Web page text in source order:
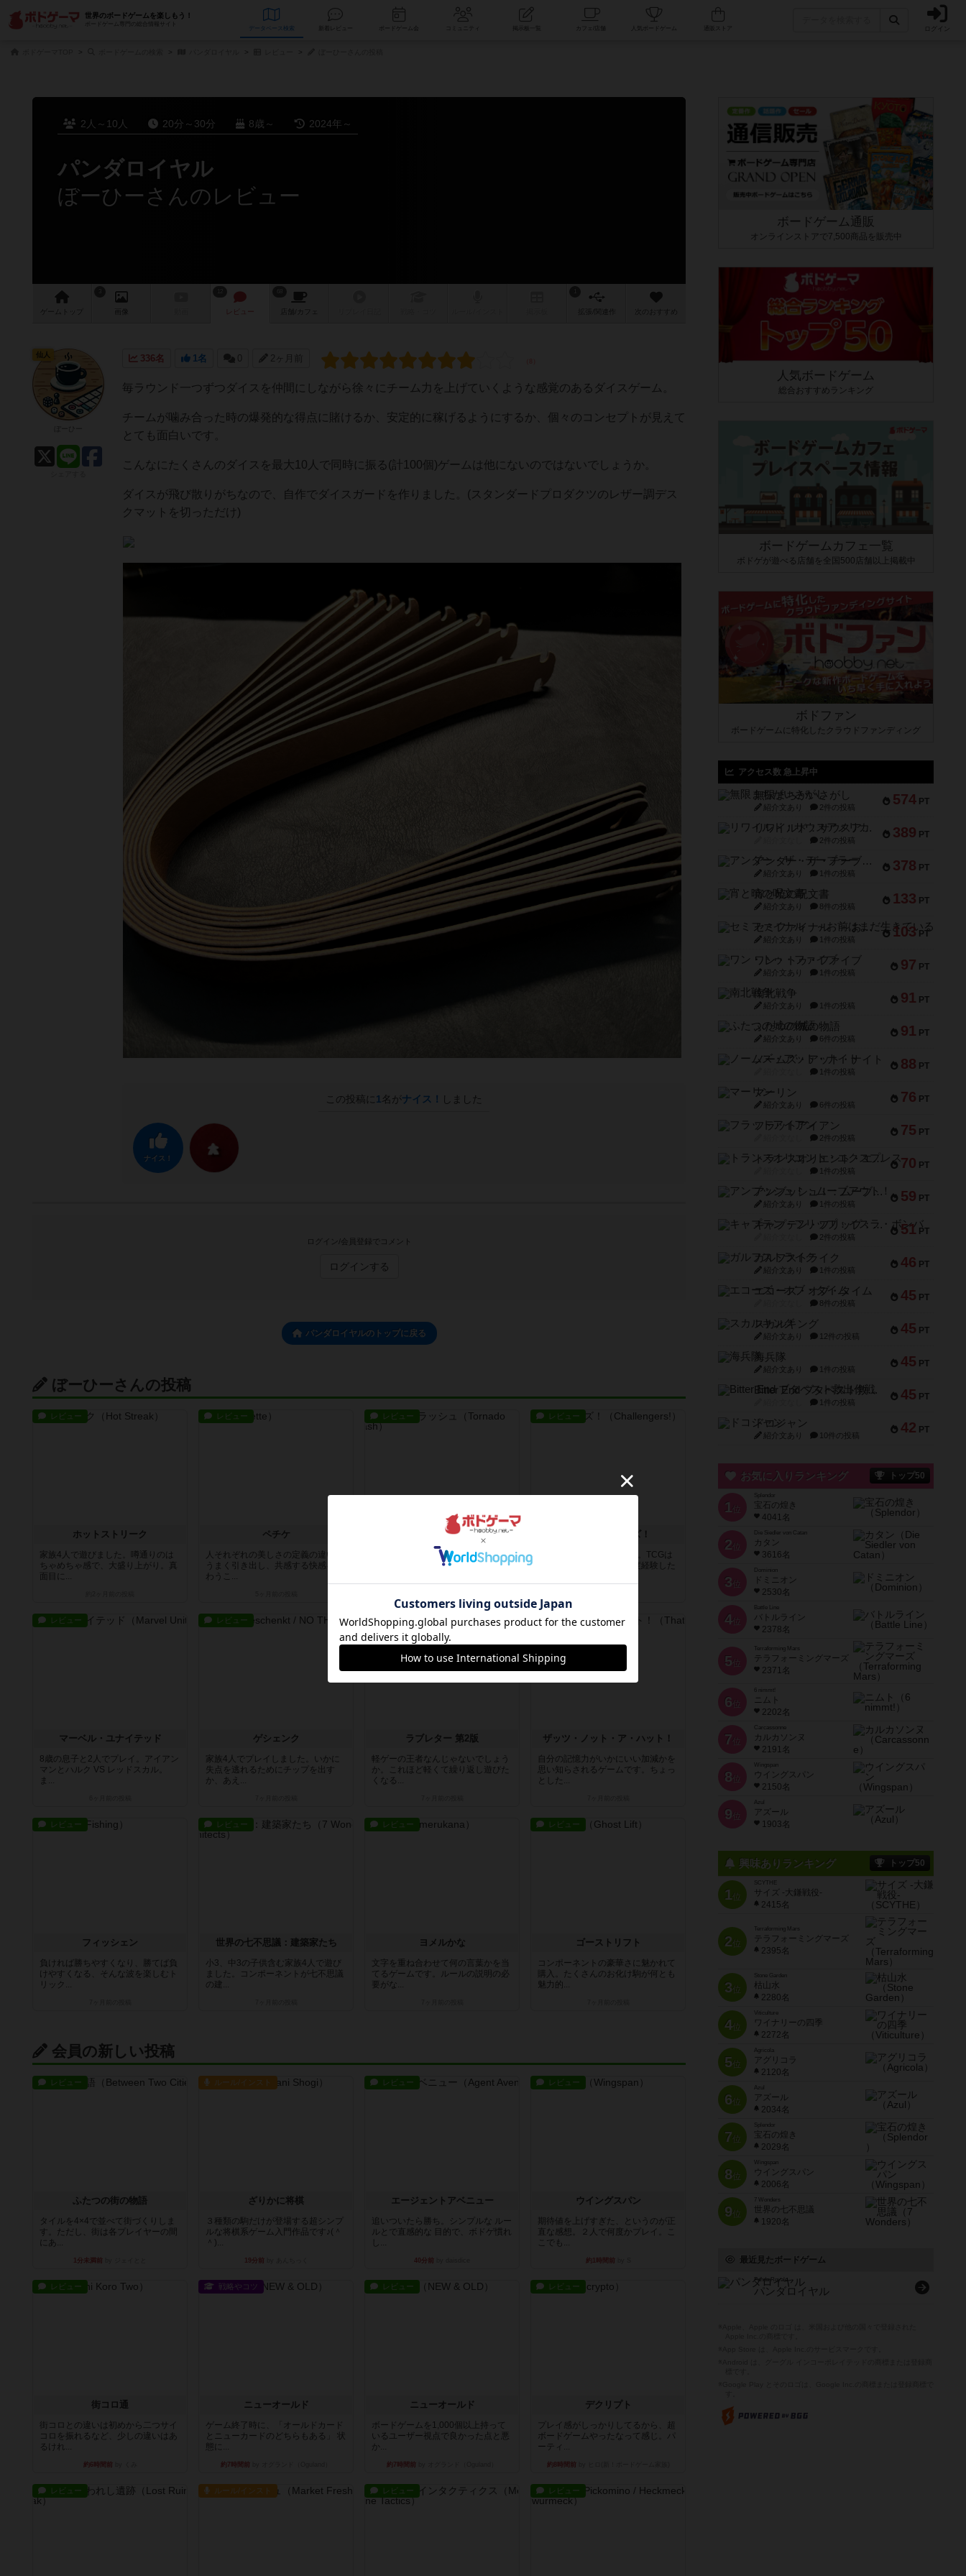
世界のボードゲームを楽しもう！
ボードゲーム専門の総合情報サイト
データベース コミュニティ 人気ボードゲーム ログイン
2人～10人 20分～30分 8歳～ 2024年～
パンダロイヤル
ぼーひーさんのレビュー
ゲーム 画像 レビュー 店舗/ カフェ 作 次のおすすめ
336名 1名 0 2ヶ月前
毎ラウンド一つずつダイスを仲間にしながら徐々にチーム力を上げていくような感覚のあるダイスゲーム。
チームが噛み合った時の爆発的な得点に賭けるか、安定的に稼げるようにするか、個々のコンセプトが見えて
とても面白いです。
こんなにたくさんのダイスを最大10人で同時に振る(計100個)ゲームは他にないのではないでしょうか。
ダイスが飛び散りがちなので、自作でダイスガードを作りました。(スタンダードプロダクツのレザー調デス
クマットを切っただけ)
この投稿に 1 名がナイス！ しました
ナイス！
仙人
ログイン/会員登録でコメント
ログインする
パンダロイヤルのトップに戻る
ぼーひーさんの投稿
レビュー
ホットストリーク
家族4人で遊びました。噂通りのは
ちゃめちゃ感で、大盛り上がり。真
面目に...
レビュー
ペチケ
人それぞれの美しさの定義の違いを
うまく引き出し、共感する快感を味
わうこ...
レビュー
トーネードスプラッシュ
これは面白い。家族4人(夫婦、中3
娘、小3息子)でプレイしました。ボ
レビュー
チャレンジャーズ！
大人8人でプレイしました。TCGは
全くの初心者からある程度経験した
レビュー
マーベル・ユナイテッド
8歳の息子と2人でプレイ。アイアン
マンとハルク VS レッドスカル。
ま...
レビュー
ゲシェンク
家族4人でプレイしました。いかに
失点を逃れるためにチップを出す
か、あえ...
レビュー
ラブレター 第2版
軽ゲーの王者なんじゃないでしょう
か。これほど軽くて繰り返し遊びた
くなる...
レビュー
ザッツ・ノット・ア・ハット！
自分の記憶力がいかにいい加減かを
思い知らされるゲームです。ちょっ
とした...
レビュー
フィッシェン
負ければ勝ちやすくなり、勝てば負
けやすくなる、そんな波を楽しむト
リック...
レビュー
世界の七不思議：建築家たち
小3、中3の子供含む家族4人で遊び
ました。コンポーネントが七不思議
の建...
レビュー
ヨメルかな
文字を重ね合わせて何の言葉かを当
てるゲームです。ルールの説明の必
要がな...
レビュー
ゴーストリフト
コンポーネントの豪華さに魅かれて
購入。たくさんのお化け駒が何とも
魅力的...
会員の新しい投稿
レビュー
ふたつの街の物語
タイルを4×4で並べて街づくりしま
す。ただし、街は各プレイヤーの間
にあ...
1分未満前
ルール/インスト
ざりかに将棋
３種類の駒だけが登場する超シンプ
ルな将棋系ゲーム入門作品です♪(＾
＾)...
19分前
レビュー
エージェントアベニュー
追いついたら勝ち。シンプルな ルー
ルとで直感的な 目的で、ボドゲ慣れ
し...
40分前
レビュー
ウイングスパン
期待値を上げすぎた、というのが正
直な感想。２人で何度かプレイ。こ
こでも...
約1時間前
レビュー
街コロ通
街コロとの違いは初めから二つサイ
コロを振れるなど、少しの違いはあ
るけれ...
約6時間前
戦略やコツ
ニューオールド
ゲーム終了時に、「オールドカード
とニューカードのどちらもある」 状
態に...
約7時間前
レビュー
ニューオールド
ボードゲームを1,000個以上持って
いるユーザー視点で良かった点と悪
か...
約7時間前
レビュー
デクリプト
プレイ感がしっかりしてるから、超
ボードゲームやったなって感じ。パ
ーティ...
約8時間前
レビュー ルール/インスト レビュー レビュー
ボードゲーム通販
オンラインストアで7,500商品を販売中
人気ボードゲーム
総合おすすめランキング
ボードゲームカフェ一覧
ボドゲが遊べる店舗を全国500店舗以上掲載中
ボドファン
ボードゲームに特化したクラウドファンディング
アクセス数 急上昇中
574 PT
無限まちがいさがし
紹介文あり 2件の投稿
389 PT
リワイルド：サウスアメリカ
2件の投稿
378 PT
アンダー・ザ・テーブラー
紹介文あり 1件の投稿
133 PT
宵と暁の呪文書
紹介文あり 8件の投稿
103 PT
セミファイナル ～お前はまだ生きている～
紹介文あり 1件の投稿
97 PT
ワン・トゥ・ファイブ
紹介文あり 1件の投稿
91 PT
南北戦争
紹介文あり 1件の投稿
91 PT
ふたつの城の物語
紹介文あり 6件の投稿
88 PT
ノームズ・アット・ナイト
1件の投稿
76 PT
マーリン
紹介文あり 6件の投稿
75 PT
フラットアイアン
2件の投稿
70 PT
トランスオリエント・エクスプレス
1件の投稿
59 PT
アンブッシュ！：ムーブアウト！
紹介文あり 1件の投稿
51 PT
キャプテン・フリップ：イスラ・ボンバ
2件の投稿
46 PT
ガルフストライク
紹介文あり 1件の投稿
45 PT
エコーズ・オブ・タイム
8件の投稿
45 PT
スカルキング
紹介文あり 12件の投稿
45 PT
海兵隊
紹介文あり 1件の投稿
45 PT
Bitter End ブタペスト救出作戦
1件の投稿
42 PT
ドコジャン
紹介文あり 10件の投稿
お気に入りランキング トップ50
1 位
宝石の煌き
4041名
2 位
Die Siedler von Catan
カタン
3616名
3 位
ドミニオン
2530名
4位
Battle Line
バトルライン
2378名
5 位
Terraforming Mars
テラフォーミングマーズ
2371名
6 位
ニムト
2202名
7 位
Carcassonne
カルカソンヌ
2191名
8 位
Wingspan
ウイングスパン
2150名
9 位
Azul
アズール
1903名
興味ありランキング トップ50
1位
SCYTHE
サイズ -大鎌戦役-
2415名
2位
Terraforming Mars
テラフォーミングマーズ
2395名
3位
Stone Garden
枯山水
2280名
4位
Viticulture
ワイナリーの四季
2272名
5位
Agricola
アグリコラ
2120名
6位
Azul
アズール
2034名
7位
宝石の煌き
2029名
8位
Wingspan
ウイングスパン
2006名
9位
7 Wonders
世界の七不思議
1920名
最近見たボードゲーム
Panda Royale
パンダロイヤル